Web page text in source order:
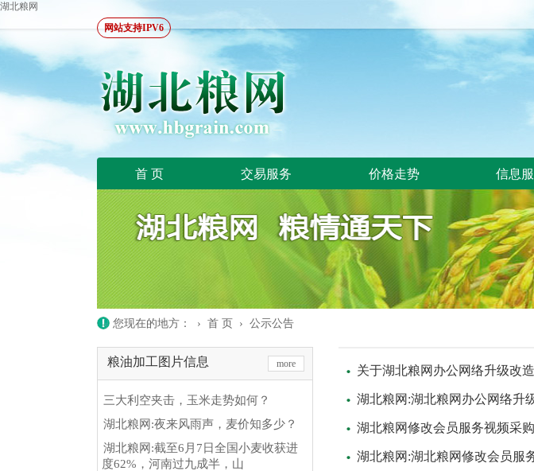
湖北粮网
网站支持IPV6
首 页 交易服务 价格走势 信息
您现在的地方： › 首 页 › 公示公告
粮油加工图片信息 more
三大利空夹击，玉米走势如何？
湖北粮网:夜来风雨声，麦价知多少？
湖北粮网:截至6月7日全国小麦收获进
度62%，河南过九成半，山
关于湖北粮网办公网络升级改
湖北粮网:湖北粮网办公网络升
湖北粮网修改会员服务视频采
湖北粮网:湖北粮网修改会员服